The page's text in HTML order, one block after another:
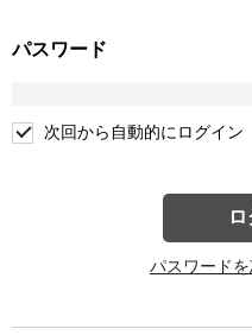
パスワード
次回から自動的にログイン
パスワード